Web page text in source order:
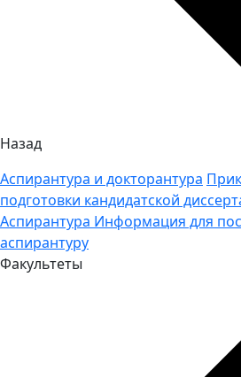
Назад
Аспирантура и докторантура
подготовки кандидатской
Аспирантура Информация для
аспирантуру
Факультеты